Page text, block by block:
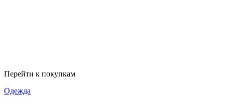
Перейти к покупкам
Одежда